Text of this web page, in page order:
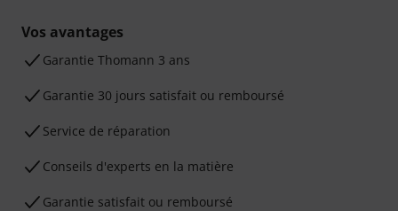
Vos avantages
Ga­ran­tie Thomann 3 ans
Garantie 30 jours satisfait ou remboursé
Service de réparation
Conseils d'experts en la matière
Garantie satisfait ou remboursé